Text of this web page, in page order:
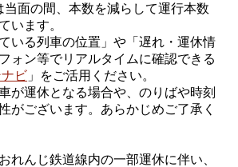
当面の間、本数を減らして運行本数
います。
いる列車の位置」や「遅れ・運休情
ォン等でリアルタイムに確認できる
ビ 」をご活用ください。
が運休となる場合や、のりばや時刻
がございます。あらかじめご了承く
れんじ鉄道線内の一部運休に伴い、